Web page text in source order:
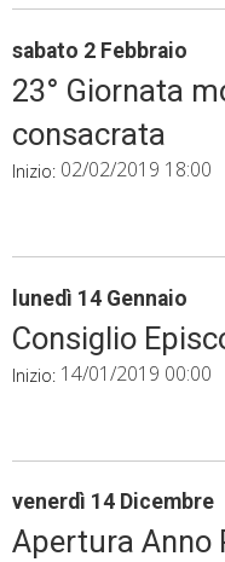
sabato 2 Febbraio
23° Giornata
consacrata
Inizio: 02/02/2019 18:00
lunedì 14 Gennaio
Consiglio
Inizio: 14/01/2019 00:00
venerdì 14 Dicembre
Apertura Anno